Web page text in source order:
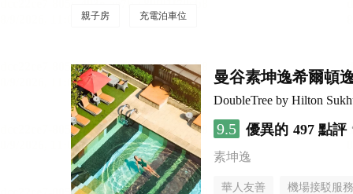
親子房 充電泊車位
曼谷素坤逸希爾頓
DoubleTree by Hilton
9.5 優異的 497 點評
素坤逸
華人友善 機場接駁服務